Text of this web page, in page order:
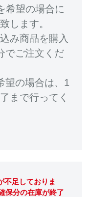
希望の場合に
します。
み商品を購入
でご注文くだ
望の場合は、1
まで行ってく
不足しておりま
保分の在庫が終了